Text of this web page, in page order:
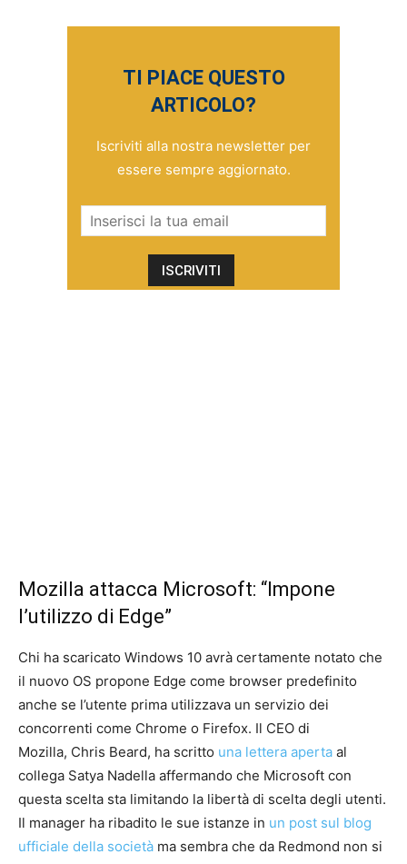
TI PIACE QUESTO
ARTICOLO?
Iscriviti alla nostra newsletter per
essere sempre aggiornato.
Mozilla attacca Microsoft: “Impone
l’utilizzo di Edge”
Chi ha scaricato Windows 10 avrà certamente notato che
il nuovo OS propone Edge come browser predefinito
anche se l’utente prima utilizzava un servizio dei
concorrenti come Chrome o Firefox. Il CEO di
Mozilla, Chris Beard, ha scritto una lettera aperta al
collega Satya Nadella affermando che Microsoft con
questa scelta sta limitando la libertà di scelta degli utenti.
Il manager ha ribadito le sue istanze in un post sul blog
ufficiale della società ma sembra che da Redmond non si